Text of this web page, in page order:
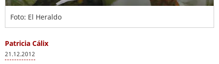
Foto: El Heraldo
Patricia Cálix
21.12.2012